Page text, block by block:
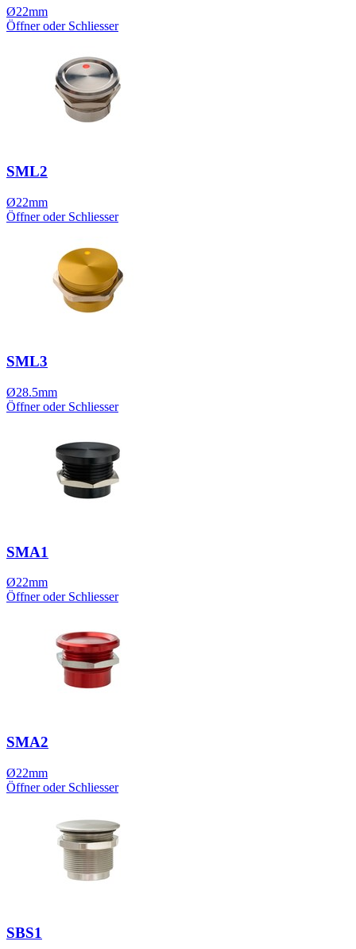
Ø22mm
Öffner oder Schliesser
SML2
Ø22mm
Öffner oder Schliesser
SML3
Ø28.5mm
Öffner oder Schliesser
SMA1
Ø22mm
Öffner oder Schliesser
SMA2
Ø22mm
Öffner oder Schliesser
SBS1